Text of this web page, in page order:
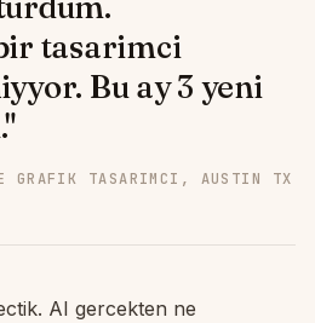
tasarimci
Bu ay 3 yeni
GRAFIK TASARIMCI, AUSTIN TX
AI gercekten ne